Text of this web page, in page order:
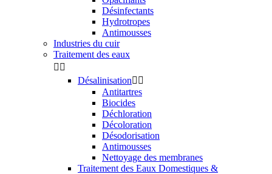
Désinfectants
Hydrotropes
Antimousses
Industries du cuir
Traitement des eaux
 
Désalinisation 
Antitartres
Biocides
Déchloration
Décoloration
Désodorisation
Antimousses
Nettoyage des membranes
Traitement des Eaux Domestiques &